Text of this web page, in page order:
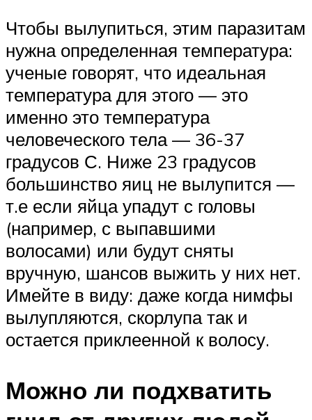
Чтобы вылупиться, этим паразитам
нужна определенная температура:
ученые говорят, что идеальная
температура для этого — это
именно это температура
человеческого тела — 36-37
градусов С. Ниже 23 градусов
большинство яиц не вылупится —
т.е если яйца упадут с головы
(например, с выпавшими
волосами) или будут сняты
вручную, шансов выжить у них нет.
Имейте в виду: даже когда нимфы
вылупляются, скорлупа так и
остается приклеенной к волосу.
Можно ли подхватить